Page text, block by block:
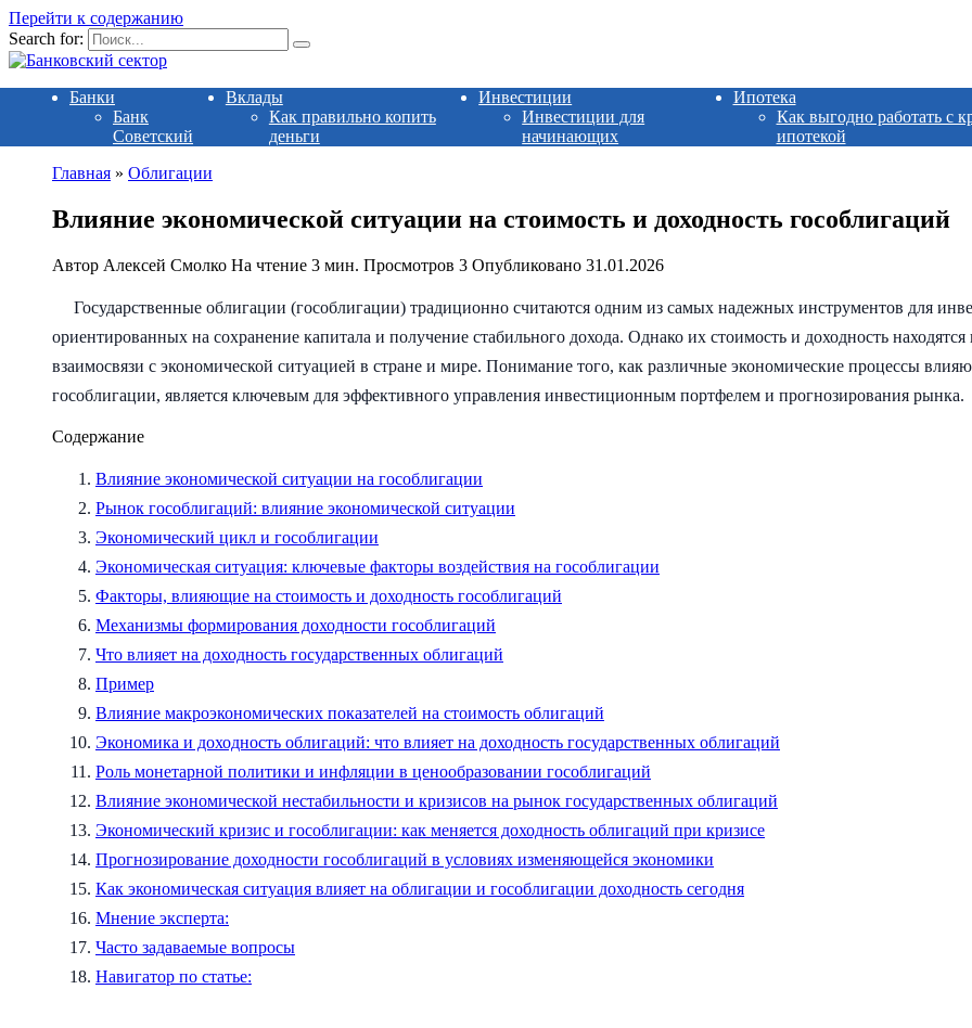
Перейти к содержанию
Search for:
Банки
Банк
Советский
Вклады
Как правильно копить
деньги
Инвестиции
Инвестиции для
начинающих
Ипотека
Как выгодно работать с
ипотекой
Главная » Облигации
Влияние экономической ситуации на стоимость и доходность гособлигаций
Автор Алексей Смолко На чтение 3 мин. Просмотров 3 Опубликовано 31.01.2026
Государственные облигации (гособлигации) традиционно считаются одним из самых надежных инструментов для
ориентированных на сохранение капитала и получение стабильного дохода. Однако их стоимость и доходность находятся
взаимосвязи с экономической ситуацией в стране и мире. Понимание того, как различные экономические процессы
гособлигации, является ключевым для эффективного управления инвестиционным портфелем и прогнозирования рынка.
Содержание
Влияние экономической ситуации на гособлигации
Рынок гособлигаций: влияние экономической ситуации
Экономический цикл и гособлигации
Экономическая ситуация: ключевые факторы воздействия на гособлигации
Факторы, влияющие на стоимость и доходность гособлигаций
Механизмы формирования доходности гособлигаций
Что влияет на доходность государственных облигаций
Пример
Влияние макроэкономических показателей на стоимость облигаций
Экономика и доходность облигаций: что влияет на доходность государственных облигаций
Роль монетарной политики и инфляции в ценообразовании гособлигаций
Влияние экономической нестабильности и кризисов на рынок государственных облигаций
Экономический кризис и гособлигации: как меняется доходность облигаций при кризисе
Прогнозирование доходности гособлигаций в условиях изменяющейся экономики
Как экономическая ситуация влияет на облигации и гособлигации доходность сегодня
Мнение эксперта:
Часто задаваемые вопросы
Навигатор по статье: